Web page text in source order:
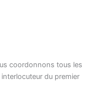
coordonnons tous les
du premier